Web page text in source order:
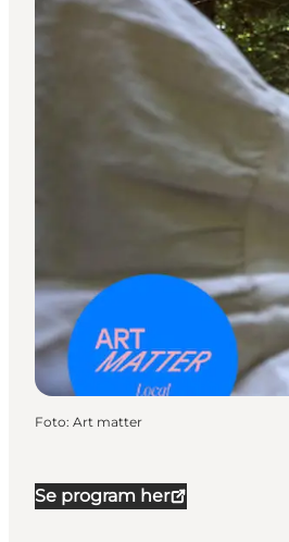
Se program her
Foto: Art matter